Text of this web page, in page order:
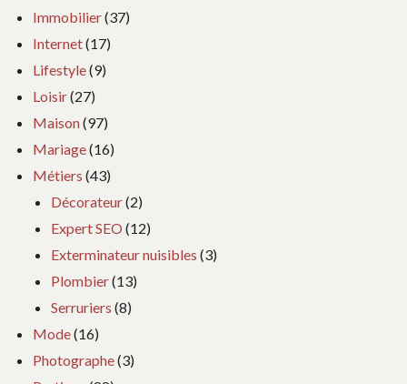
Immobilier(37)
Internet(17)
Lifestyle(9)
Loisir(27)
Maison(97)
Mariage(16)
Métiers (43)
Décorateur(2)
Expert SEO (12)
Exterminateur nuisibles (3)
Plombier(13)
Serruriers (8)
Mode(16)
Photographe(3)